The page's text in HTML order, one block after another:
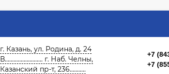
г. Казань, ул. Родина, д. 24
В.......................... г. Наб. Челны,
Казанский пр-т, 236...........
+7
+7